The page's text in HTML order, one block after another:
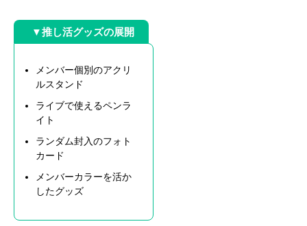
▼推し活グッズの展開
メンバー個別のアクリ
ルスタンド
ライブで使えるペンラ
イト
ランダム封入のフォト
カード
メンバーカラーを活か
したグッズ